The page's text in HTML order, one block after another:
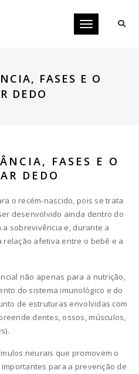
Toggle
FASES E O
DEDO
FASES E O
DEDO
o recém-nascido, pois se trata
desenvolvido ainda dentro do
sobrevivência e, durante a
relação afetiva entre o bebê e a
não apenas para a nutrição,
do sistema imunológico e do
de estruturas envolvidas com
dentes, ossos, músculos,
neurais que promovem o
para a prevenção de